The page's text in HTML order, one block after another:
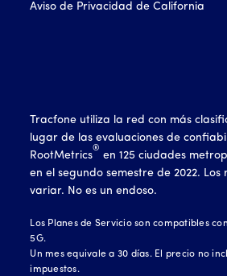
Aviso de Privacidad de California
Tracfone utiliza la red con más
lugar de las evaluaciones de
RootMetrics
®
en 125 ciudades
en el segundo semestre de 2022.
variar. No es un endoso.
Los Planes de Servicio son compatibles
5G.
Un mes equivale a 30 días. El precio no
impuestos.